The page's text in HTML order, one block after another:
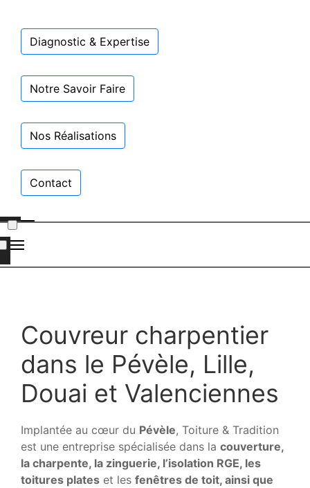
Diagnostic & Expertise
Notre Savoir Faire
Nos Réalisations
Contact
Couvreur charpentier
dans le Pévèle, Lille,
Douai et Valenciennes
Implantée au cœur du Pévèle, Toiture & Tradition
est une entreprise spécialisée dans la couverture,
la charpente, la zinguerie, l’isolation RGE, les
toitures plates et les fenêtres de toit, ainsi que